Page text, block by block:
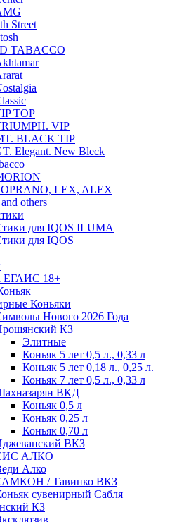
Street
TABACCO
TOP
VIP
BLACK TIP
Elegant. New Bleck
LEX, ALEX
others
для IQOS ILUMA
для IQOS
ЕГАИС 18+
Коньяки
Нового 2026 Года
КЗ
Элитные
Коньяк 5 лет 0,5 л., 0,33 л
Коньяк 5 лет 0,18 л., 0,25 л.
Коньяк 7 лет 0,5 л., 0,33 л
ВКД
Коньяк 0,5 л
Коньяк 0,25 л
Коньяк 0,70 л
ВКЗ
АЛКО
Алко
/ Тавинко ВКЗ
сувенирный Сабля
КЗ